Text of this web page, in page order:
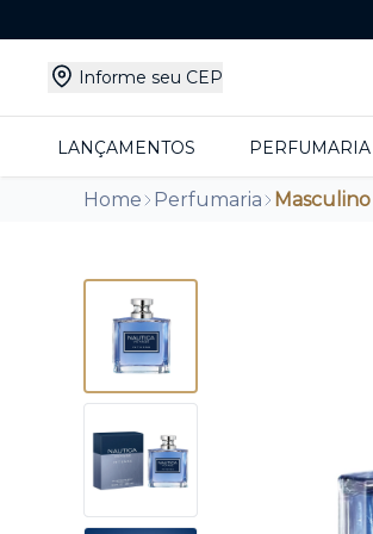
Informe seu CEP
LANÇAMENTOS PERFUMARIA
Home Perfumaria Masculino